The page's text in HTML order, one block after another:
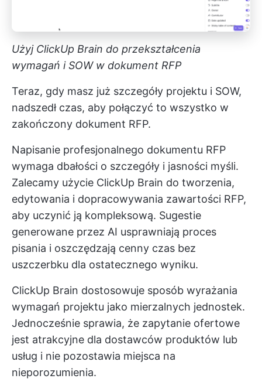
Użyj ClickUp Brain do przekształcenia
wymagań i SOW w dokument RFP
Teraz, gdy masz już szczegóły projektu i SOW,
nadszedł czas, aby połączyć to wszystko w
zakończony dokument RFP.
Napisanie profesjonalnego dokumentu RFP
wymaga dbałości o szczegóły i jasności myśli.
Zalecamy użycie ClickUp Brain do tworzenia,
edytowania i dopracowywania zawartości RFP,
aby uczynić ją kompleksową. Sugestie
generowane przez AI usprawniają proces
pisania i oszczędzają cenny czas bez
uszczerbku dla ostatecznego wyniku.
ClickUp Brain dostosowuje sposób wyrażania
wymagań projektu jako mierzalnych jednostek.
Jednocześnie sprawia, że zapytanie ofertowe
jest atrakcyjne dla dostawców produktów lub
usług i nie pozostawia miejsca na
nieporozumienia.